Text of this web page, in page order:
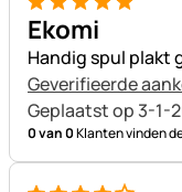
5 van 5
Ekomi
Handig spul plakt
Geverifieerde
Geplaatst op 3-1-
0 van 0Klanten vinden